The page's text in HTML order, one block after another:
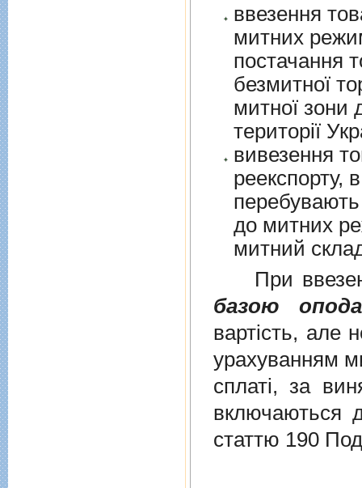
ввезення
митних
постачання
безмитної
митної зони для їх
території
вивезення
реекспорту,
перебувають у
до митних
митний
При
базою
вартість, але
урахуванням
сплаті, за
включаються
статтю 190